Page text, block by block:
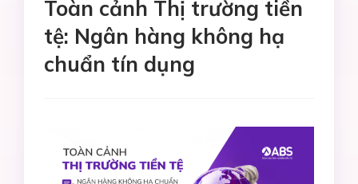
Toàn cảnh Thị trường tiền
tệ: Ngân hàng không hạ
chuẩn tín dụng